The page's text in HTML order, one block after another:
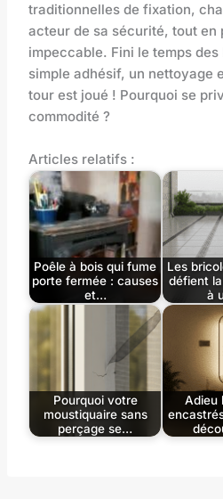
traditionnelles de fixation,
acteur de sa sécurité, tout en
impeccable. Fini le temps
simple adhésif, un nettoyage
tour est joué ! Pourquoi se
commodité ?
Articles relatifs :
Poêle à bois qui fume
porte fermée : causes
et…
Les
défient
à
Pourquoi votre
moustiquaire sans
perçage se…
Adieu